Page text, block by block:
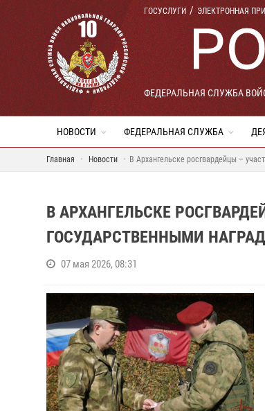
ГОСУСЛУГИ ЭЛЕКТРОННАЯ
ФЕДЕРАЛЬНАЯ СЛУЖБА
НОВОСТИ ФЕДЕРАЛЬНАЯ СЛУЖБА
Главная Новости В Архангельске росгвардейцы –
В АРХАНГЕЛЬСКЕ
ГОСУДАРСТВЕННЫМИ
07 мая 2026, 08:31